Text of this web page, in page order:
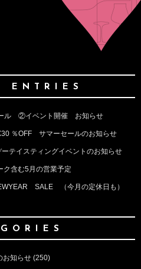
ENTRIES
ル ②イベント開催 お知らせ
％OFF サマーセールのお知らせ
イスティングイベントのお知らせ
ク含む5月の営業予定
SALE （今月の定休日も）
お知らせ (250)